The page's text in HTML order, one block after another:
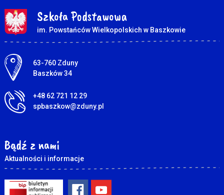
Szkoła Podstawowa
im. Powstańców Wielkopolskich w Baszkowie
Adres pocztowy:
63-760 Zduny
Baszków 34
+48 62 721 12 29
spbaszkow@zduny.pl
Bądź z nami
Aktualności i informacje